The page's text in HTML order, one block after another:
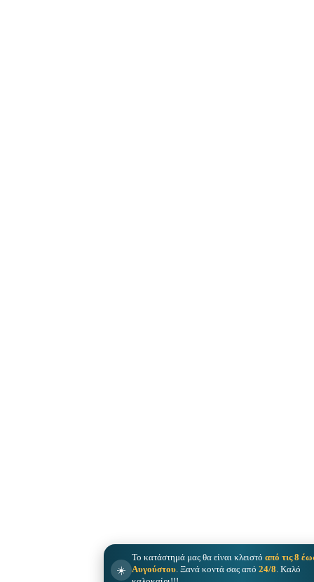
☀️
Το κατάστημά μας θα είναι κλειστό από τις 8
Αυγούστου. Ξανά κοντά σας από 24/8. Καλό